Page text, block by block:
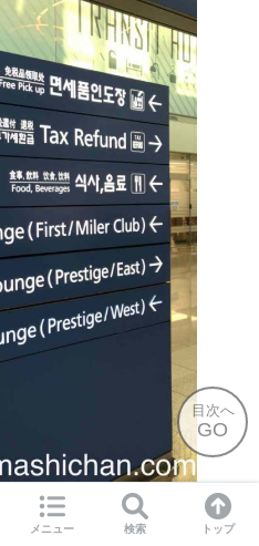
目次へ
GO
近くにございました。
メニュー 検索 トップ